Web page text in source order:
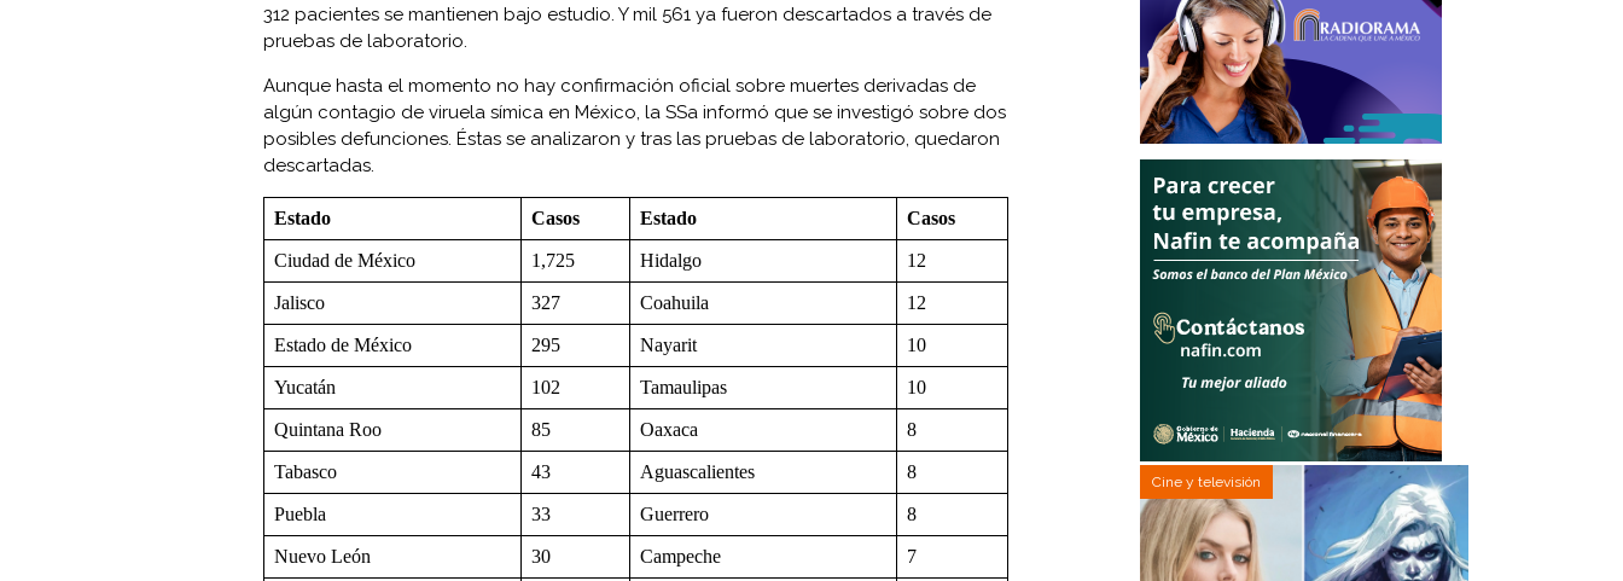
312 pacientes se mantienen bajo estudio. Y mil 561 ya fueron descartados a través de
pruebas de laboratorio.
Aunque hasta el momento no hay confirmación oficial sobre muertes derivadas de
algún contagio de viruela símica en México, la SSa informó que se investigó sobre dos
posibles defunciones. Éstas se analizaron y tras las pruebas de laboratorio, quedaron
descartadas.
Estado Casos Estado Casos
Ciudad de México 1,725 Hidalgo 12
Jalisco 327 Coahuila 12
Estado de México 295 Nayarit 10
Yucatán 102 Tamaulipas 10
Quintana Roo 85 Oaxaca 8
Tabasco 43 Aguascalientes 8
Puebla 33 Guerrero 8
Nuevo León 30 Campeche 7
Cine y televisión